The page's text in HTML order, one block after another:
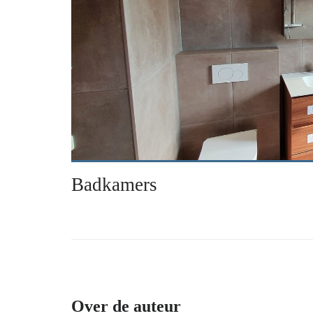
Badkamers
Over de auteur